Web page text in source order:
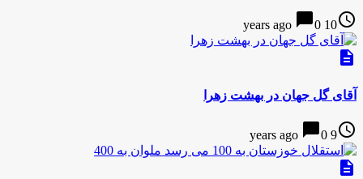
access_time
10 years ago
chat_bubble0
description
آقای گل جهان در بهشت زهرا
access_time
9 years ago
chat_bubble0
description